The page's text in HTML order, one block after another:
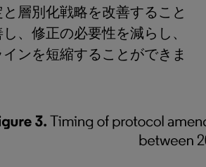
層別化戦略を改善すること
、修正の必要性を減らし、
ンを短縮することができま